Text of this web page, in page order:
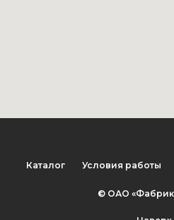
Каталог Условия работы
© ОАО